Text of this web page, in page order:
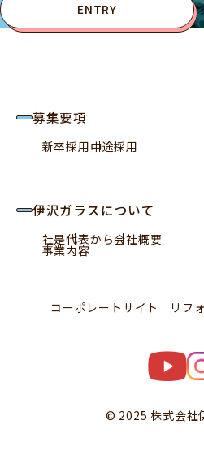
ENTRY
募集要項
新卒採用中途採用
伊沢ガラスについて
社是代表から会社概要
事業内容
コーポレートサイト リフ
© 2025 株式会社